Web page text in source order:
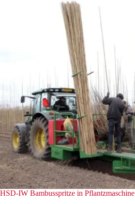
HSD-IW Bambusspritze in Pflantzmaschine